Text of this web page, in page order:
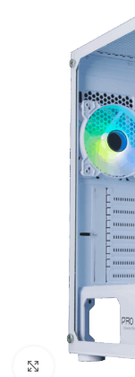
Click to enlarge